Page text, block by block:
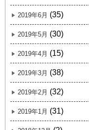
2019年6月 (35)
2019年5月 (30)
2019年4月 (15)
2019年3月 (38)
2019年2月 (32)
2019年1月 (31)